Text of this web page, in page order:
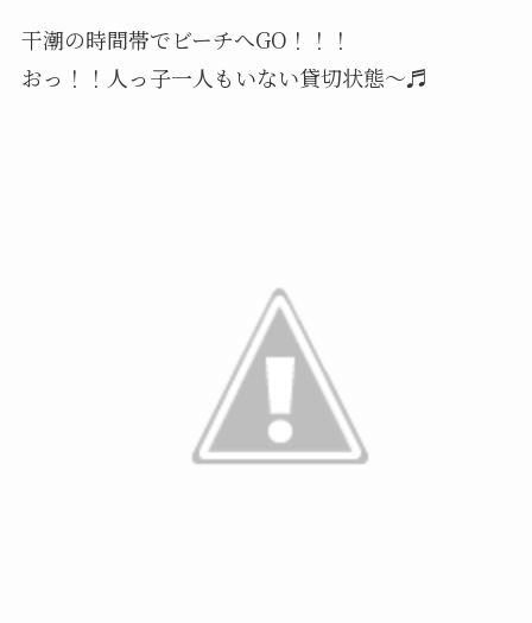
干潮の時間帯でビーチへGO！！！
おっ！！人っ子一人もいない貸切状態〜♬